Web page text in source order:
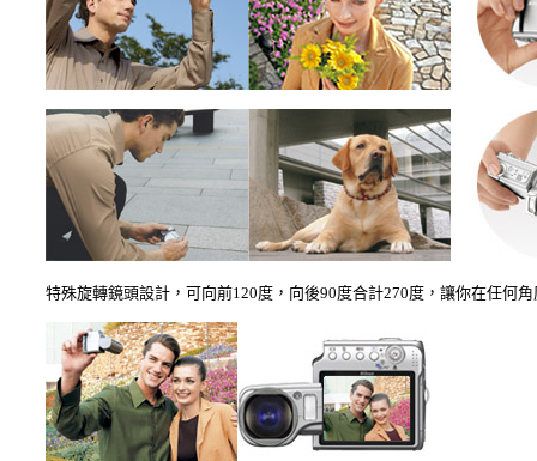
特殊旋轉鏡頭設計，可向前120度，向後90度合計270度，讓你在任何